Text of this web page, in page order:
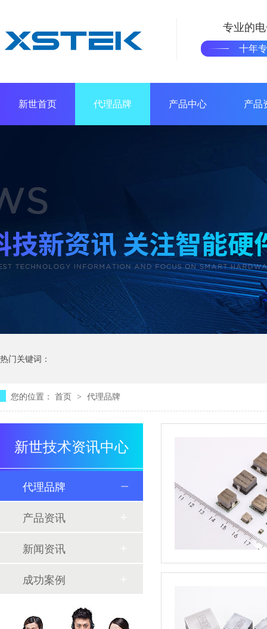
专业的
十年
新世首页 代理品牌 产品中心 产品
热门关键词：
您的位置： 首页 > 代理品牌
新世技术资讯中心
代理品牌
产品资讯
新闻资讯
成功案例